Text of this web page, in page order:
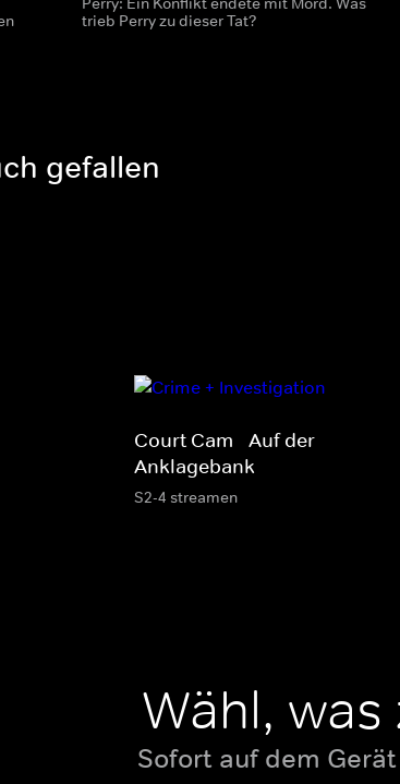
trieb Perry zu dieser Tat?
gefallen
Court Cam - Auf der
Anklagebank
S2-4 streamen
Wähl,
Sofort auf dem